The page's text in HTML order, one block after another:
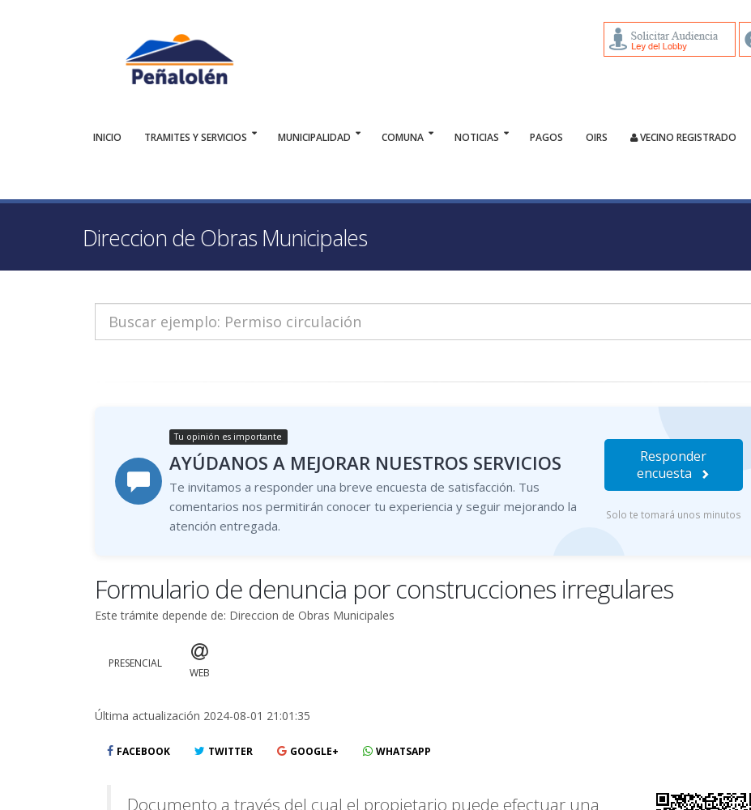
INICIO TRAMITES Y SERVICIOS MUNICIPALIDAD COMUNA NOTICIAS PAGOS OIRS VECINO REGISTRADO
Direccion de Obras Municipales
Tu opinión es importante
AYÚDANOS A MEJORAR NUESTROS SERVICIOS
Te invitamos a responder una breve encuesta de satisfacción. Tus
comentarios nos permitirán conocer tu experiencia y seguir mejorando la
atención entregada.
Responder
encuesta
Solo te tomará unos minutos
Formulario de denuncia por construcciones irregulares
Este trámite depende de: Direccion de Obras Municipales
PRESENCIAL
WEB
Última actualización 2024-08-01 21:01:35
FACEBOOK TWITTER GOOGLE+ WHATSAPP
Documento a través del cual el propietario puede efectuar una